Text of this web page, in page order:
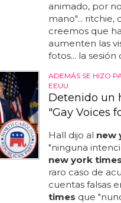
animado, por
mano"... ritchie,
creemos que
aumenten las
fotos... la
ADEMÁS SE HIZO
EEUU
Detenido un
"Gay Voices
Hall dijo al new
"ninguna
new york times
raro caso de
cuentas falsas
times que